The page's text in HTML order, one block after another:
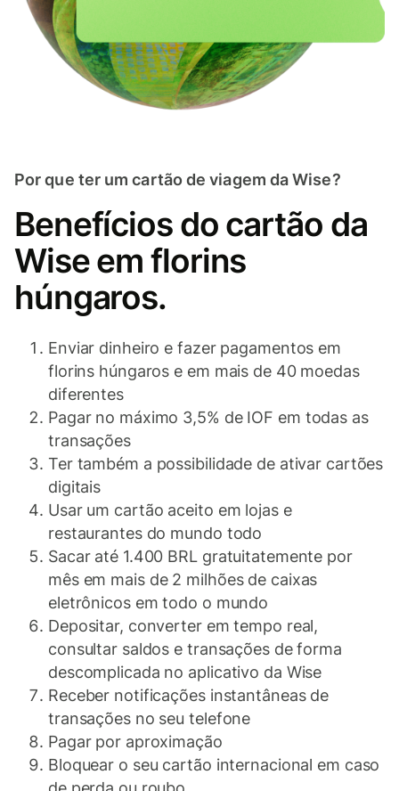
Benefícios do cartão da
Wise em florins
húngaros.
Por que ter um cartão de viagem da Wise?
Enviar dinheiro e fazer pagamentos em
florins húngaros e em mais de 40 moedas
diferentes
Pagar no máximo 3,5% de IOF em todas as
transações
Ter também a possibilidade de ativar cartões
digitais
Usar um cartão aceito em lojas e
restaurantes do mundo todo
Sacar até 1.400 BRL gratuitatemente por
mês em mais de 2 milhões de caixas
eletrônicos em todo o mundo
Depositar, converter em tempo real,
consultar saldos e transações de forma
descomplicada no aplicativo da Wise
Receber notificações instantâneas de
transações no seu telefone
Pagar por aproximação
Bloquear o seu cartão internacional em caso